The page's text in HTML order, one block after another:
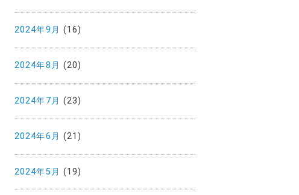
2024年9月 (16)
2024年8月 (20)
2024年7月 (23)
2024年6月 (21)
2024年5月 (19)